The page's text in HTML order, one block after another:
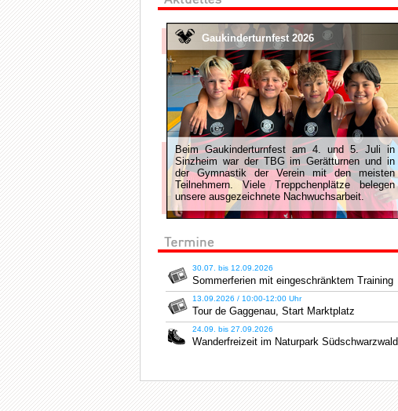
Gaukinderturnfest 2026
Beim Gaukinderturnfest am 4. und 5. Juli in
Sinzheim war der TBG im Gerätturnen und in
der Gymnastik der Verein mit den meisten
Teilnehmern. Viele Treppchenplätze belegen
unsere ausgezeichnete Nachwuchsarbeit.
30.07. bis 12.09.2026
Sommerferien mit eingeschränktem Training
13.09.2026 / 10:00-12:00 Uhr
Tour de Gaggenau, Start Marktplatz
24.09. bis 27.09.2026
Wanderfreizeit im Naturpark Südschwarzwald